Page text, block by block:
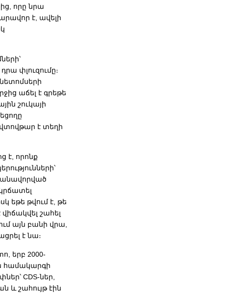
որը նրա
է, ավելի
փլուզումը։
աճել է գրեթե
շուկայի
է տեղի
է, որոնք
եթե թվում է, թե
շահել
այն բանի վրա,
է նա։
երբ 2000-
համակարգի
CDS-ներ,
և շահույթ էին